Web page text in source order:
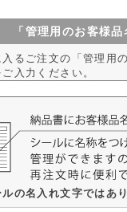
「管理用のお客様
入るご注文の「管理用
入力ください。
の名入れ文字ではあ